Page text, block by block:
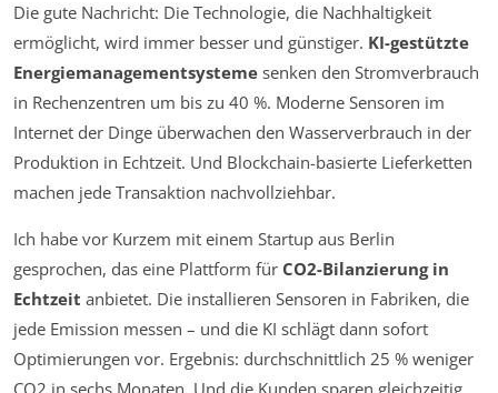
Die gute Nachricht: Die Technologie, die Nachhaltigkeit
ermöglicht, wird immer besser und günstiger. KI-gestützte
Energiemanagementsysteme senken den Stromverbrauch
in Rechenzentren um bis zu 40 %. Moderne Sensoren im
Internet der Dinge überwachen den Wasserverbrauch in der
Produktion in Echtzeit. Und Blockchain-basierte Lieferketten
machen jede Transaktion nachvollziehbar.
Ich habe vor Kurzem mit einem Startup aus Berlin
gesprochen, das eine Plattform für CO2-Bilanzierung in
Echtzeit anbietet. Die installieren Sensoren in Fabriken, die
jede Emission messen – und die KI schlägt dann sofort
Optimierungen vor. Ergebnis: durchschnittlich 25 % weniger